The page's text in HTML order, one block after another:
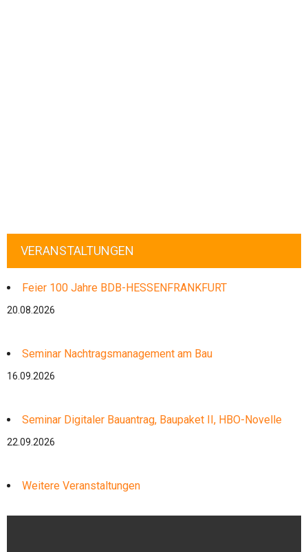
VERANSTALTUNGEN
Feier 100 Jahre BDB-HESSENFRANKFURT
20.08.2026
Seminar Nachtragsmanagement am Bau
16.09.2026
Seminar Digitaler Bauantrag, Baupaket II, HBO-Novelle
22.09.2026
Weitere Veranstaltungen